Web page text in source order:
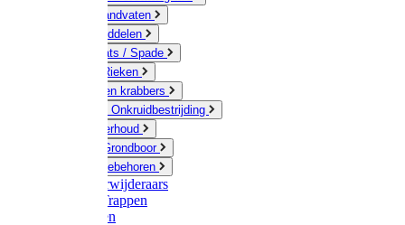
Stelen / Handvaten
Tuinhulpmiddelen
Schop / Bats / Spade
Vorken & Rieken
Cultivator en krabbers
Schoffels / Onkruidbestrijding
Gazononderhoud
Hamers / Grondboor
Sledes / toebehoren
Onkruidverwijderaars
Ladders / Trappen
Werkbanken